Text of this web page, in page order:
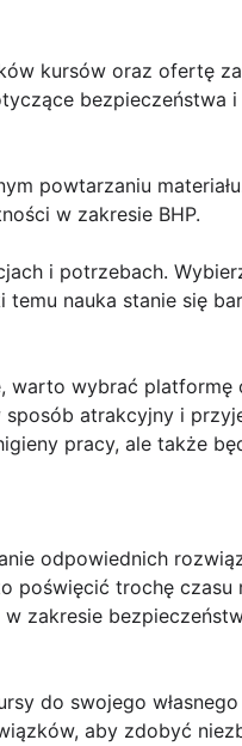
kursów oraz ofertę
bezpieczeństwa
powtarzaniu
w zakresie BHP.
i potrzebach.
nauka stanie się
warto wybrać platformę
atrakcyjny i
pracy, ale także
odpowiednich
poświęcić trochę czasu
zakresie
do swojego
aby zdobyć